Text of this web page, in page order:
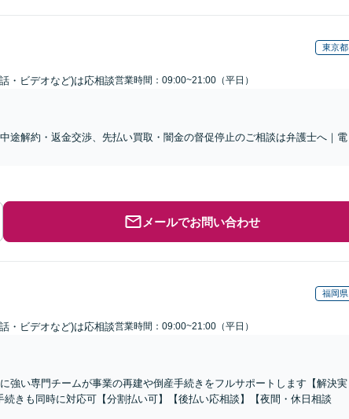
東京都
・ビデオなど)は応相談営業時間：09:00~21:00（平日）
途解約・返金交渉、先払い買取・闇金の督促停止のご相談は弁護士へ｜電
メールでお問い合わせ
福岡県
・ビデオなど)は応相談営業時間：09:00~21:00（平日）
強い専門チームが事業の再建や倒産手続きをフルサポートします【解決実
きも同時に対応可【分割払い可】【後払い応相談】【夜間・休日相談